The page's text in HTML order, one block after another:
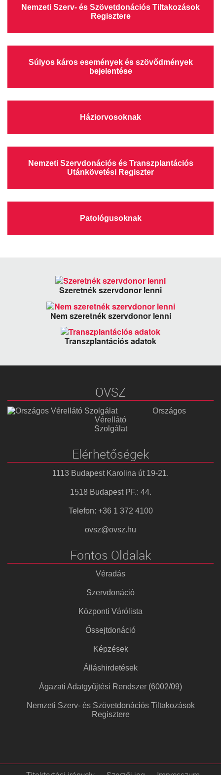
SAJTÓNemzeti Szerv- és Szövetdonációs Tiltakozások
Regisztere
Súlyos káros események és szövődmények
bejelentése
Háziorvosoknak
Nemzeti Szervdonációs és Transzplantációs
Utánkövetési Regiszter
Patológusoknak
Szeretnék szervdonor lenni
Nem szeretnék szervdonor lenni
Transzplantációs adatok
OVSZ
Országos
Vérellátó
Szolgálat
Elérhetőségek
1113 Budapest Karolina út 19-21.
1518 Budapest PF.: 44.
Telefon: +36 1 372 4100
ovsz@ovsz.hu
Fontos Oldalak
Véradás
Szervdonáció
Központi Várólista
Őssejtdonáció
Képzések
Álláshirdetések
Ágazati Adatgyűjtési Rendszer (6002/09)
Nemzeti Szerv- és Szövetdonációs Tiltakozások
Regisztere